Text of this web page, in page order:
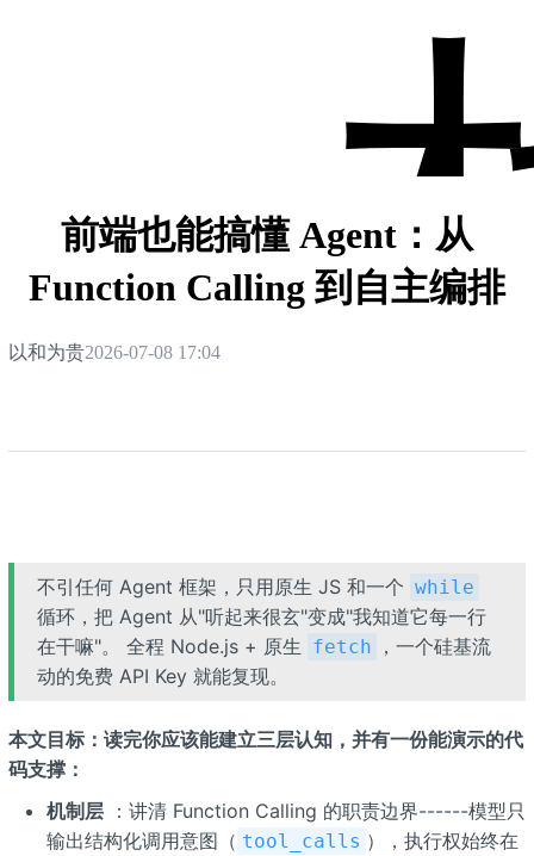
前端也能搞懂 Agent：从
Function Calling 到自主编排
以和为贵2026-07-08 17:04
不引任何 Agent 框架，只用原生 JS 和一个 while
循环，把 Agent 从"听起来很玄"变成"我知道它每一行
在干嘛"。 全程 Node.js + 原生 fetch
，一个硅基流
动的免费 API Key 就能复现。
本文目标：读完你应该能建立三层认知，并有一份能演示的代
码支撑：
机制层：讲清 Function Calling 的职责边界------模型只
输出结构化调用意图（ tool_calls ），执行权始终在